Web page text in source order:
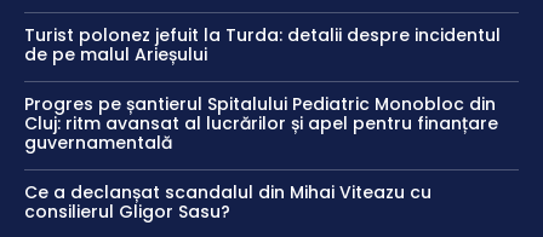
Turist polonez jefuit la Turda: detalii despre incidentul
de pe malul Arieșului
Progres pe șantierul Spitalului Pediatric Monobloc din
Cluj: ritm avansat al lucrărilor și apel pentru finanțare
guvernamentală
Ce a declanșat scandalul din Mihai Viteazu cu
consilierul Gligor Sasu?